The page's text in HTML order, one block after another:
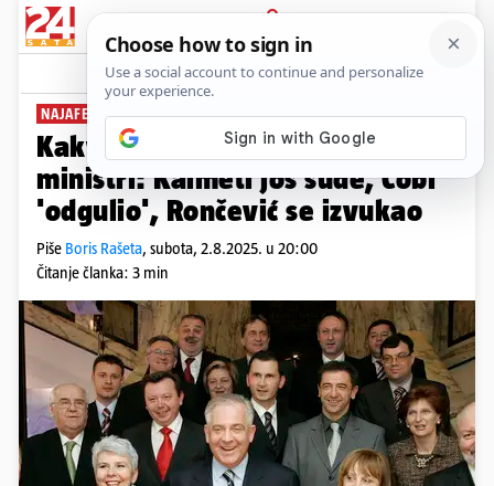
PRIJAVA
News Komentari
NAJAFERIČNIJA VLADA IKAD PLUS+
Kakva postava! Sanaderovi
ministri: Kalmeti još sude, Čobi
'odgulio', Rončević se izvukao
Piše Boris Rašeta, subota, 2.8.2025. u 20:00
Čitanje članka: 3 min